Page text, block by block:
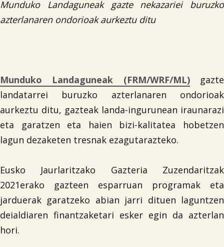
Munduko Landaguneak gazte nekazariei buruzko
azterlanaren ondorioak aurkeztu ditu
Munduko Landaguneak (FRM/WRF/ML)gazte
landatarrei buruzko azterlanaren ondorioak
aurkeztu ditu, gazteak landa-ingurunean iraunarazi
eta garatzen eta haien bizi-kalitatea hobetzen
lagun dezaketen tresnak ezagutarazteko.
Eusko Jaurlaritzako Gazteria Zuzendaritzak
2021erako gazteen esparruan programak eta
jarduerak garatzeko abian jarri dituen laguntzen
deialdiaren finantzaketari esker egin da azterlan
hori.